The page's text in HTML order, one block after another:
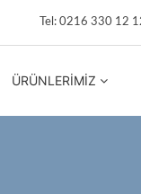
Tel: 0216 330 12
ÜRÜNLERIMIZ